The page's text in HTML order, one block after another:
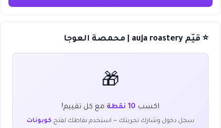
⭐ قيّم auja roastery | محمصة العوجا
🎁
اكسب 10 نقطة مع كل تقييم!
سجل دخول وشارك تجربتك — استخدم نقاطك لفتح كوبونات